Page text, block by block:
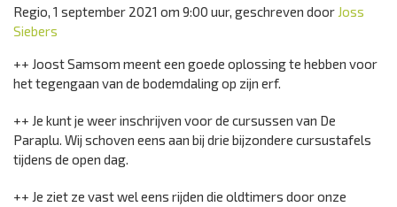
Regio, 1 september 2021 om 9:00 uur, geschreven door Joss
Siebers
++ Joost Samsom meent een goede oplossing te hebben voor
het tegengaan van de bodemdaling op zijn erf.
++ Je kunt je weer inschrijven voor de cursussen van De
Paraplu. Wij schoven eens aan bij drie bijzondere cursustafels
tijdens de open dag.
++ Je ziet ze vast wel eens rijden die oldtimers door onze